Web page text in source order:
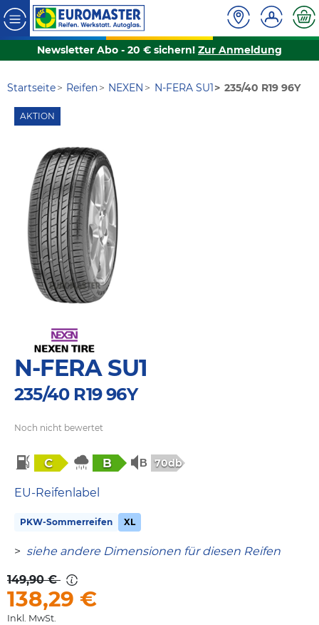
Newsletter Abo - 20 € sichern! Zur Anmeldung
Startseite Reifen NEXEN N-FERA SU1 235/40 R19 96Y
AKTION
N-FERA SU1
235/40 R19 96Y
Noch nicht bewertet
C B 70db
EU-Reifenlabel
PKW-Sommerreifen XL
> siehe andere Dimensionen für diesen Reifen
149,90 €
138,29 €
Inkl. MwSt.